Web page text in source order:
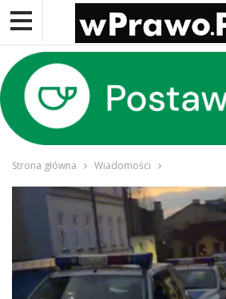
Strona główna Wiadomości